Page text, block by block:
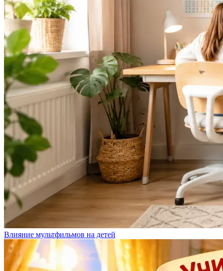
Влияние мультфильмов на детей